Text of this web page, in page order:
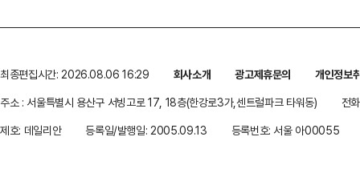
최종편집시간: 2026.08.06 16:29 회사소개 광고제휴문의
개인정보
주소 : 서울특별시 용산구 서빙고로 17, 18층(한강로3가,센트럴파크 타워동)
전
제호: 데일리안
등록일/발행일: 2005.09.13 등록번호: 서울 아00055